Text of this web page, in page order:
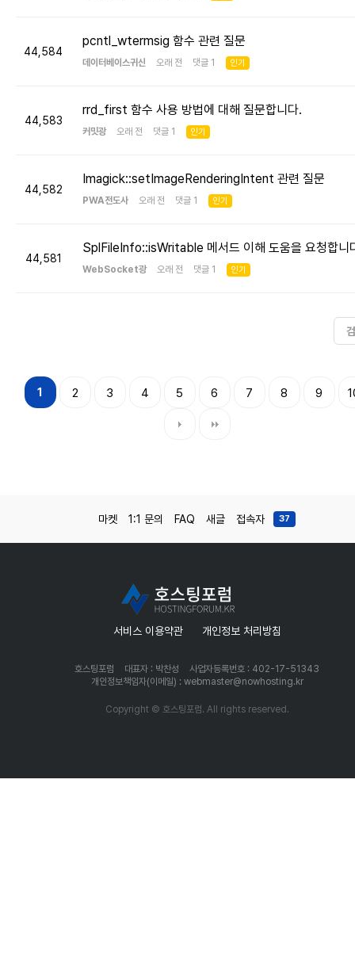
44,584
pcntl_wtermsig 함수 관련 질문
데이터베이스귀신 오래 전 댓글 1 인기
44,583
rrd_first 함수 사용 방법에 대해 질문합니다.
커밋광 오래 전 댓글 1 인기
44,582
Imagick::setImageRenderingIntent 관련 질문
PWA전도사 오래 전 댓글 1 인기
44,581
SplFileInfo::isWritable 메서드 이해 도움을 요청합니
WebSocket광 오래 전 댓글 1 인기
1 2 3 4 5 6 7 8 9
마켓 1:1 문의 FAQ 새글 접속자 37
서비스 이용약관 개인정보 처리방침
호스팅포럼 대표자 : 박찬성
사업자등록번호 : 402-17-51343
개인정보책임자(이메일) : webmaster@nowhosting.kr
Copyright © 호스팅포럼. All rights reserved.